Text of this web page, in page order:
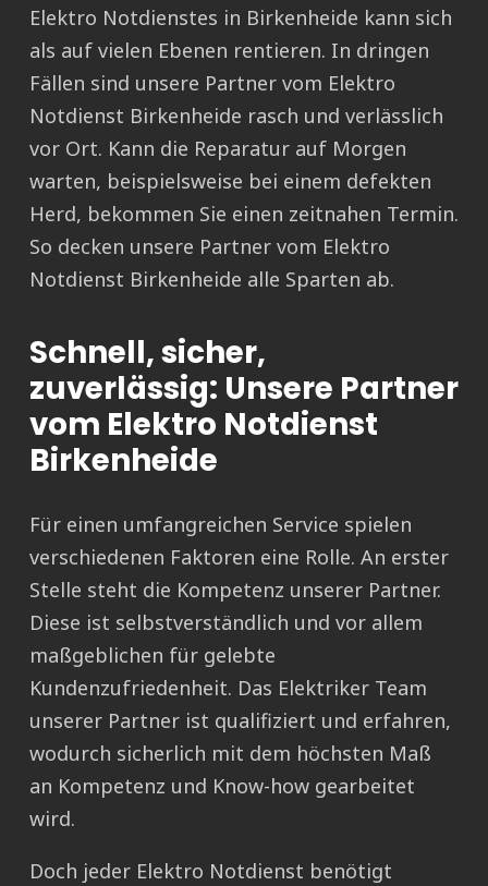
Elektro Notdienstes in Birkenheide kann sich
als auf vielen Ebenen rentieren. In dringen
Fällen sind unsere Partner vom Elektro
Notdienst Birkenheide rasch und verlässlich
vor Ort. Kann die Reparatur auf Morgen
warten, beispielsweise bei einem defekten
Herd, bekommen Sie einen zeitnahen Termin.
So decken unsere Partner vom Elektro
Notdienst Birkenheide alle Sparten ab.
Schnell, sicher,
zuverlässig: Unsere Partner
vom Elektro Notdienst
Birkenheide
Für einen umfangreichen Service spielen
verschiedenen Faktoren eine Rolle. An erster
Stelle steht die Kompetenz unserer Partner.
Diese ist selbstverständlich und vor allem
maßgeblichen für gelebte
Kundenzufriedenheit. Das Elektriker Team
unserer Partner ist qualifiziert und erfahren,
wodurch sicherlich mit dem höchsten Maß
an Kompetenz und Know-how gearbeitet
wird.
Doch jeder Elektro Notdienst benötigt